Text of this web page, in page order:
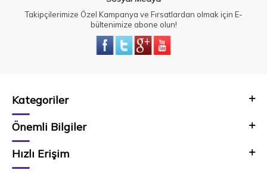
Takipçilerimize Özel Kampanya ve Fırsatlardan olmak için E-
bültenimize abone olun!
Kategoriler
Önemli Bilgiler
Hızlı Erişim